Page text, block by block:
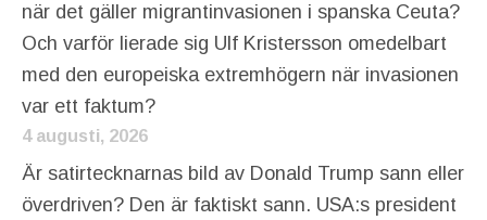
när det gäller migrantinvasionen i spanska Ceuta?
Och varför lierade sig Ulf Kristersson omedelbart
med den europeiska extremhögern när invasionen
var ett faktum?
4 augusti, 2026
Är satirtecknarnas bild av Donald Trump sann eller
överdriven? Den är faktiskt sann. USA:s president